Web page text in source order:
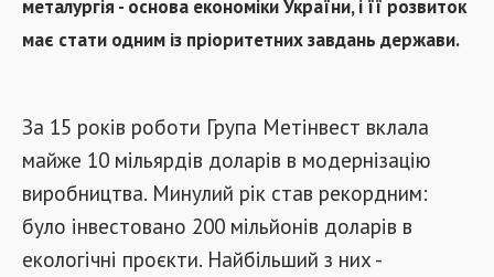
металургія - основа економіки України, і її розвиток
має стати одним із пріоритетних завдань держави.
За 15 років роботи Група Метінвест вклала
майже 10 мільярдів доларів в модернізацію
виробництва. Минулий рік став рекордним:
було інвестовано 200 мільйонів доларів в
екологічні проєкти. Найбільший з них -